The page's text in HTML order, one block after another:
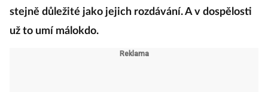
stejně důležité jako jejich rozdávání. A v dospělosti
už to umí málokdo.